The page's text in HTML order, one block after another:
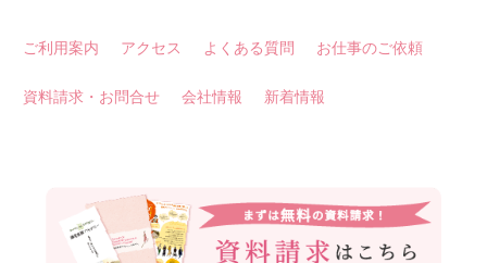
ご利用案内 アクセス よくある質問 お仕事のご依頼
資料請求・お問合せ 会社情報 新着情報